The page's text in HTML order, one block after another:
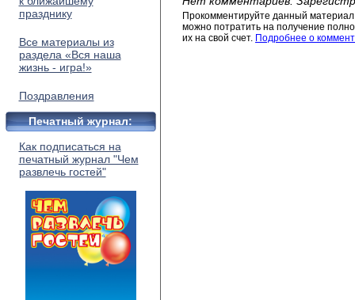
празднику
Все материалы из
раздела «Вся наша
жизнь - игра!»
Поздравления
Печатный журнал:
Как подписаться на
печатный журнал "Чем
развлечь гостей"
Прокомментируйте данный
можно потратить на получение
их на свой счет. Подробнее о